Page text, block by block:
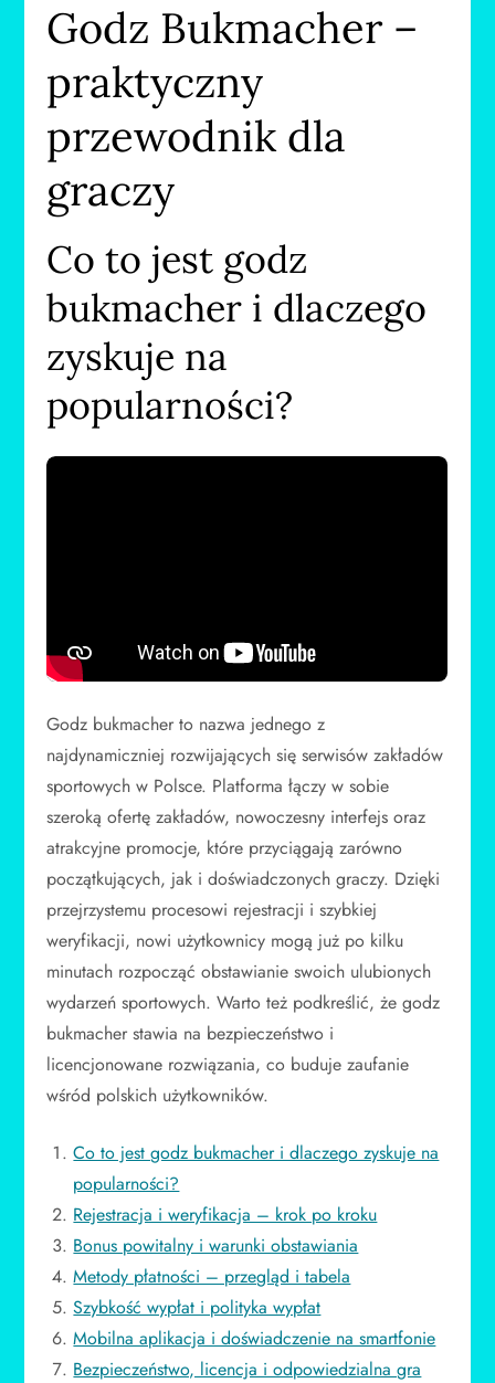
Godz Bukmacher –
praktyczny
przewodnik dla
graczy
Co to jest godz
bukmacher i dlaczego
zyskuje na
popularności?
Godz bukmacher to nazwa jednego z
najdynamiczniej rozwijających się serwisów zakładów
sportowych w Polsce. Platforma łączy w sobie
szeroką ofertę zakładów, nowoczesny interfejs oraz
atrakcyjne promocje, które przyciągają zarówno
początkujących, jak i doświadczonych graczy. Dzięki
przejrzystemu procesowi rejestracji i szybkiej
weryfikacji, nowi użytkownicy mogą już po kilku
minutach rozpocząć obstawianie swoich ulubionych
wydarzeń sportowych. Warto też podkreślić, że godz
bukmacher stawia na bezpieczeństwo i
licencjonowane rozwiązania, co buduje zaufanie
wśród polskich użytkowników.
Co to jest godz bukmacher i dlaczego zyskuje na
popularności?
Rejestracja i weryfikacja – krok po kroku
Bonus powitalny i warunki obstawiania
Metody płatności – przegląd i tabela
Szybkość wypłat i polityka wypłat
Mobilna aplikacja i doświadczenie na smartfonie
Bezpieczeństwo, licencja i odpowiedzialna gra